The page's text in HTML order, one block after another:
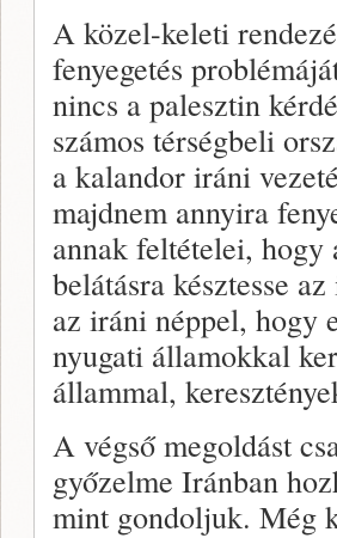
A közel-keleti
fenyegetés
nincs a palesztin
számos térségbeli
a kalandor iráni
majdnem annyira
annak feltételei,
belátásra késztesse
az iráni néppel, hogy
nyugati államokkal
állammal,
A végső megoldást
győzelme Iránban
mint gondoljuk. Még